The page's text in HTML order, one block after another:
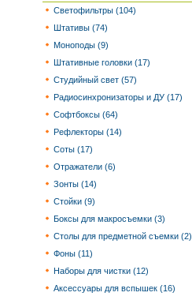
Светофильтры (104)
Штативы (74)
Моноподы (9)
Штативные головки (17)
Студийный свет (57)
Радиосинхронизаторы и ДУ (17)
Софтбоксы (64)
Рефлекторы (14)
Соты (17)
Отражатели (6)
Зонты (14)
Стойки (9)
Боксы для макросъемки (3)
Столы для предметной съемки (2)
Фоны (11)
Наборы для чистки (12)
Аксессуары для вспышек (16)